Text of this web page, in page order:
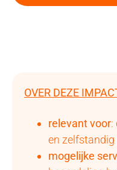
OVER DEZE
relevant voor:
en
mogelijke